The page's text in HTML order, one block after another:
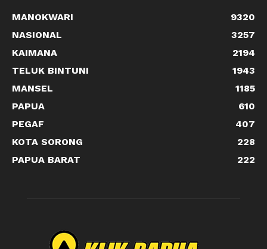
MANOKWARI
9320
NASIONAL
3257
KAIMANA
2194
TELUK BINTUNI
1943
MANSEL
1185
PAPUA
610
PEGAF
407
KOTA SORONG
228
PAPUA BARAT
222